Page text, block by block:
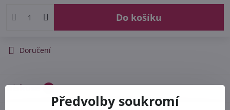
Do košíku
Doručení
Diskuse 0
Předvolby soukromí